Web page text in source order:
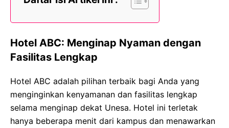
Hotel ABC: Menginap Nyaman dengan
Fasilitas Lengkap
Hotel ABC adalah pilihan terbaik bagi Anda yang
menginginkan kenyamanan dan fasilitas lengkap
selama menginap dekat Unesa. Hotel ini terletak
hanya beberapa menit dari kampus dan menawarkan